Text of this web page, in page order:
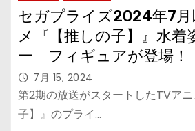
セガプライズ2024年7月
メ『【推しの子】』水着
ー」フィギュアが登場！
7月 15, 2024
第2期の放送がスタートしたTVア
子】』のプライ…